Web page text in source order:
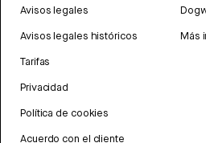
Avisos legales
Avisos legales históricos
Tarifas
Privacidad
Política de cookies
Acuerdo con el cliente
Más